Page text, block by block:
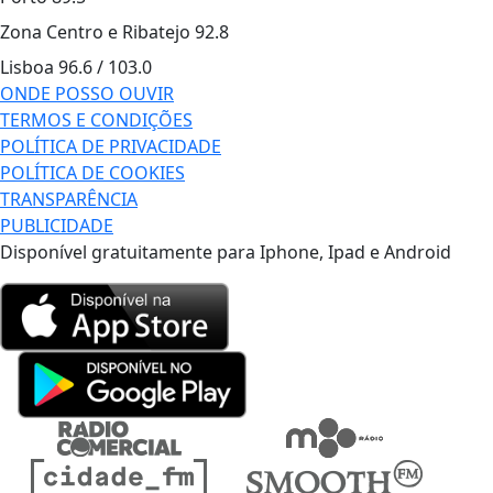
Zona Centro e Ribatejo 92.8
Lisboa 96.6 / 103.0
ONDE POSSO OUVIR
TERMOS E CONDIÇÕES
POLÍTICA DE PRIVACIDADE
POLÍTICA DE COOKIES
TRANSPARÊNCIA
PUBLICIDADE
Disponível gratuitamente para Iphone, Ipad e Android